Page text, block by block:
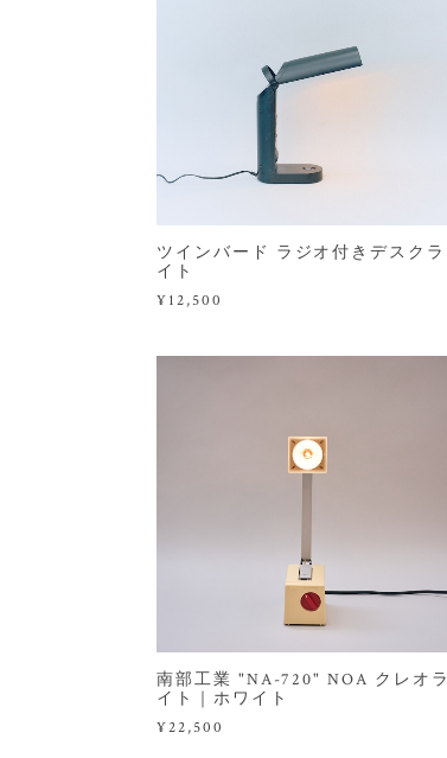
ツインバード ラジオ付きデスクラ
イト
¥12,500
南部工業 "NA-720" NOA クレオラ
イト｜ホワイト
¥22,500